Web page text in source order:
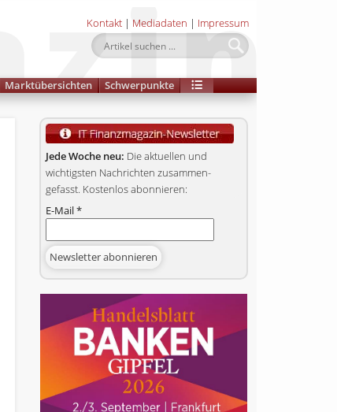
Kontakt | Mediadaten | Impressum
Marktübersichten Schwerpunkte
Jede Woche neu: Die aktuellen und
wichtigsten Nachrichten zusammen­
gefasst. Kostenlos abonnieren:
E-Mail*